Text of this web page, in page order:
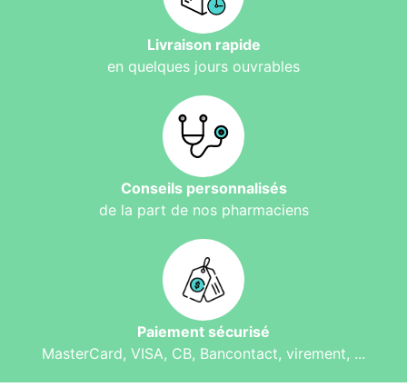
Livraison rapide
en quelques jours ouvrables
Conseils personnalisés
de la part de nos pharmaciens
Paiement sécurisé
MasterCard, VISA, CB, Bancontact, virement, ...